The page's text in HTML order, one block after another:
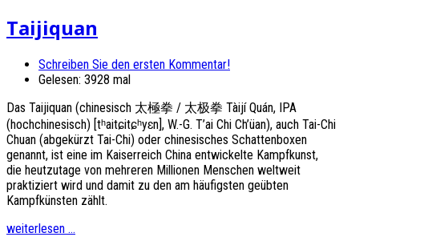
Taijiquan
Schreiben Sie den ersten Kommentar!
Gelesen: 3928 mal
Das Taijiquan (chinesisch 太極拳 / 太极拳 Tàijí Quán, IPA
(hochchinesisch) [tʰaitɕitɕʰyɛn], W.-G. T’ai Chi Ch’üan), auch Tai-Chi
Chuan (abgekürzt Tai-Chi) oder chinesisches Schattenboxen
genannt, ist eine im Kaiserreich China entwickelte Kampfkunst,
die heutzutage von mehreren Millionen Menschen weltweit
praktiziert wird und damit zu den am häufigsten geübten
Kampfkünsten zählt.
weiterlesen ...